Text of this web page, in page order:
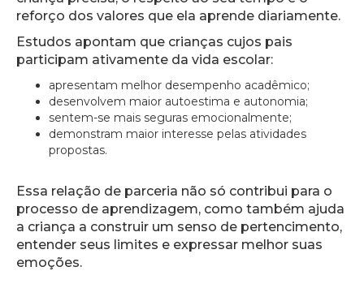
reforço dos valores que ela aprende diariamente.
Estudos apontam que crianças cujos pais
participam ativamente da vida escolar:
apresentam melhor desempenho acadêmico;
desenvolvem maior autoestima e autonomia;
sentem-se mais seguras emocionalmente;
demonstram maior interesse pelas atividades
propostas.
Essa relação de parceria não só contribui para o
processo de aprendizagem, como também ajuda
a criança a construir um senso de pertencimento,
entender seus limites e expressar melhor suas
emoções.